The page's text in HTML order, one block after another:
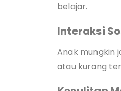
belajar.
Interaksi
Anak mungkin
atau kurang